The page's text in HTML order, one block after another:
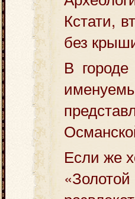
Кстати,
без
В
Если же